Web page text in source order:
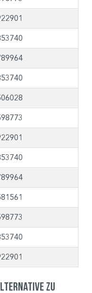
zu